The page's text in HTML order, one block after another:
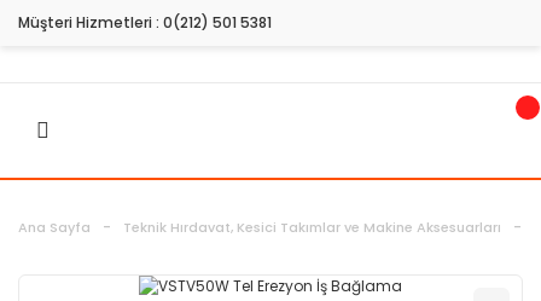
Müşteri Hizmetleri : 0(212) 501 5381
Ana Sayfa Teknik Hırdavat, Kesici Takımlar ve Makine Aksesuarları